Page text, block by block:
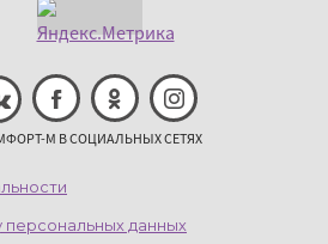
М В СОЦИАЛЬНЫХ СЕТЯХ
персональных данных